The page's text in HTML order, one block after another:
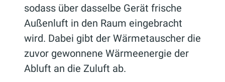
sodass über dasselbe Gerät frische
Außenluft in den Raum eingebracht
wird. Dabei gibt der Wärmetauscher die
zuvor gewonnene Wärmeenergie der
Abluft an die Zuluft ab.